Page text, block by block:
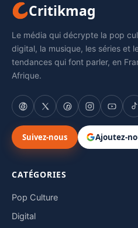
Critikmag
Le média qui décrypte la pop
digital, la musique, les séries et
tendances qui font parler, en
Afrique.
Suivez-nous Ajoutez-
CATÉGORIES
Pop Culture
Digital